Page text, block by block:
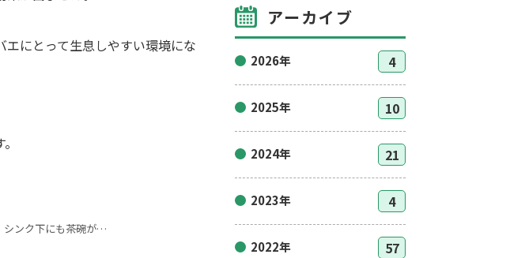
にとって生息しやすい環境にな
シンク下にも茶碗が…
アーカイブ
2026年 4
2025年 10
2024年 21
2023年 4
2022年 57